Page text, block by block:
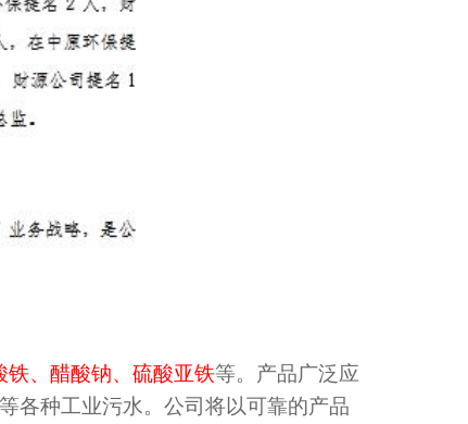
铁、醋酸钠、硫酸亚铁等。产品广泛应
各种工业污水。公司将以可靠的产品